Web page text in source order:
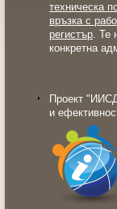
техническа
връзка с
регистър. Те
конкретна
Проект
и